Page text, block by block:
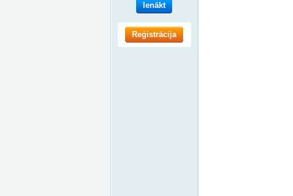
Ienākt
Reģistrācija